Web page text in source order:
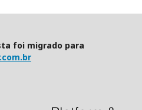
foi migrado para